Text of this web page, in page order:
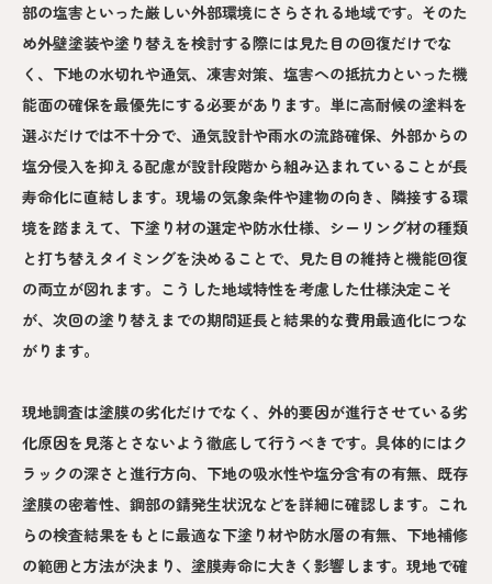
部の塩害といった厳しい外部環境にさらされる地域です。そのた
め外壁塗装や塗り替えを検討する際には見た目の回復だけでな
く、下地の水切れや通気、凍害対策、塩害への抵抗力といった機
能面の確保を最優先にする必要があります。単に高耐候の塗料を
選ぶだけでは不十分で、通気設計や雨水の流路確保、外部からの
塩分侵入を抑える配慮が設計段階から組み込まれていることが長
寿命化に直結します。現場の気象条件や建物の向き、隣接する環
境を踏まえて、下塗り材の選定や防水仕様、シーリング材の種類
と打ち替えタイミングを決めることで、見た目の維持と機能回復
の両立が図れます。こうした地域特性を考慮した仕様決定こそ
が、次回の塗り替えまでの期間延長と結果的な費用最適化につな
がります。
現地調査は塗膜の劣化だけでなく、外的要因が進行させている劣
化原因を見落とさないよう徹底して行うべきです。具体的にはク
ラックの深さと進行方向、下地の吸水性や塩分含有の有無、既存
塗膜の密着性、鋼部の錆発生状況などを詳細に確認します。これ
らの検査結果をもとに最適な下塗り材や防水層の有無、下地補修
の範囲と方法が決まり、塗膜寿命に大きく影響します。現地で確